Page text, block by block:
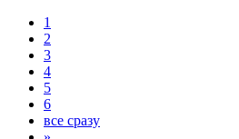
1
2
3
4
5
6
все сразу